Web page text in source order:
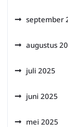
september
augustus
juli 2025
juni 2025
mei 2025